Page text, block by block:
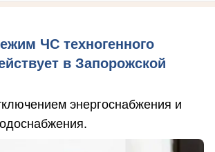
ЧС техногенного
в Запорожской
энергоснабжения и